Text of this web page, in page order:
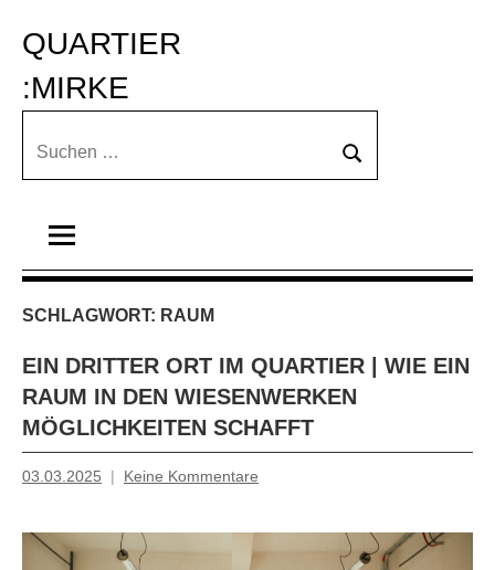
Inhalt
springen
QUARTIER
:MIRKE
Suchen
Suchen
SCHLAGWORT: RAUM
EIN DRITTER ORT IM QUARTIER | WIE EIN
RAUM IN DEN WIESENWERKEN
MÖGLICHKEITEN SCHAFFT
03.03.2025
Mosche
Keine Kommentare